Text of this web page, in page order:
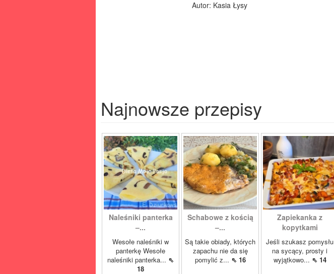
Autor: Kasia Łysy
Najnowsze przepisy
Naleśniki panterka
–...
Wesołe naleśniki w
panterkę Wesołe
naleśniki panterka... ⇖
18
Schabowe z kością
–...
Są takie obiady, których
zapachu nie da się
pomylić z... ⇖ 16
Zapiekanka z
kopytkami
Jeśli szukasz pomysłu
na sycący, prosty i
wyjątkowo... ⇖ 14